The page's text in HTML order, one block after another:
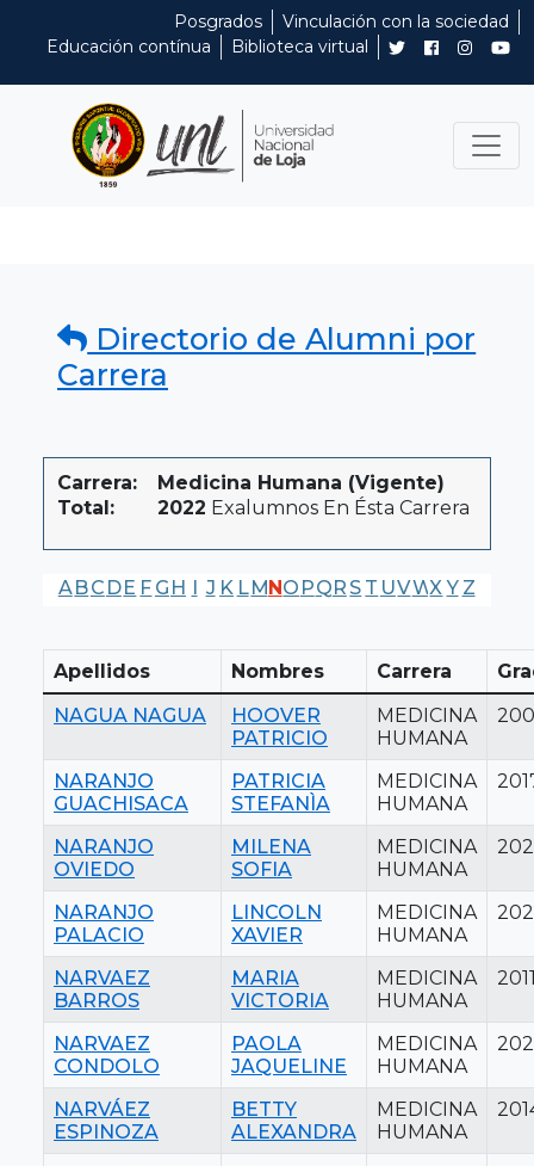
Posgrados
Vinculación con la sociedad
Educación contínua
Biblioteca virtual
Directorio de Alumni por
Carrera
Carrera:
Medicina Humana (Vigente)
Total:
2022 Exalumnos En Ésta Carrera
A BC DE F G H I J K LMNO PQR S T UVWX Y Z
Apellidos Nombres Carrera
NAGUA NAGUA
HOOVER
PATRICIO
MEDICINA
HUMANA
NARANJO
GUACHISACA
PATRICIA
STEFANÌA
MEDICINA
HUMANA
NARANJO
OVIEDO
MILENA
SOFIA
MEDICINA
HUMANA
NARANJO
PALACIO
LINCOLN
XAVIER
MEDICINA
HUMANA
NARVAEZ
BARROS
MARIA
VICTORIA
MEDICINA
HUMANA
NARVAEZ
CONDOLO
PAOLA
JAQUELINE
MEDICINA
HUMANA
NARVÁEZ
ESPINOZA
BETTY
ALEXANDRA
MEDICINA
HUMANA